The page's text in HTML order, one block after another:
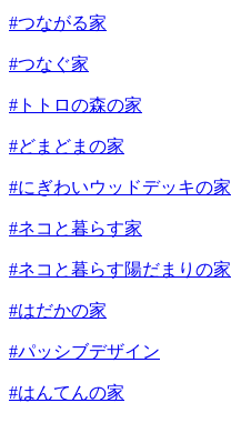
#つながる家
#つなぐ家
#トトロの森の家
#どまどまの家
#にぎわいウッドデッキの家
#ネコと暮らす家
#ネコと暮らす陽だまりの家
#はだかの家
#パッシブデザイン
#はんてんの家